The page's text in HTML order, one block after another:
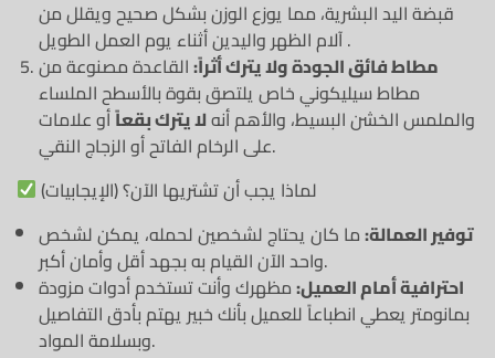
قبضة اليد البشرية، مما يوزع الوزن بشكل صحيح ويقلل من
آلام الظهر واليدين أثناء يوم العمل الطويل .
مطاط فائق الجودة ولا يترك أثراً:القاعدة مصنوعة من
مطاط سيليكوني خاص يلتصق بقوة بالأسطح الملساء
والملمس الخشن البسيط، والأهم أنهلا يترك بقعاًأو علامات
على الرخام الفاتح أو الزجاج النقي.
لماذا يجب أن تشتريها الآن؟ (الإيجابيات)
توفير العمالة:ما كان يحتاج لشخصين لحمله، يمكن لشخص
واحد الآن القيام به بجهد أقل وأمان أكبر.
احترافية أمام العميل:مظهرك وأنت تستخدم أدوات مزودة
بمانومتر يعطي انطباعاً للعميل بأنك خبير يهتم بأدق التفاصيل
وبسلامة المواد.